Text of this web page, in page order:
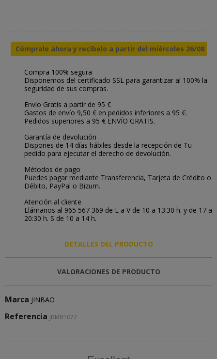
Cómpralo ahora y recíbelo a partir del miércoles 26/08
Compra 100% segura
Disponemos del certificado SSL para garantizar al 100% la
seguridad de sus compras.
Envío Gratis a partir de 95 €
Gastos de envío 9,50 € en pedidos inferiores a 95 €.
Pedidos superiores a 95 € ENVÍO GRATIS.
Garantía de devolución
Dispones de 14 días hábiles desde la recepción de Tu
pedido para ejecutar el derecho de devolución.
Métodos de pago
Puedes pagar mediante Transferencia, Tarjeta de Crédito o
Débito, PayPal o Bizum.
Atención al cliente
Llámanos al 965 567 369 de L a V de 10 a 13:30 h. y de 17 a
20:30 h. S de 10 a 14 h.
DETALLES DEL PRODUCTO
VALORACIONES DE PRODUCTO
Marca JINBAO
Referencia JBMB1072